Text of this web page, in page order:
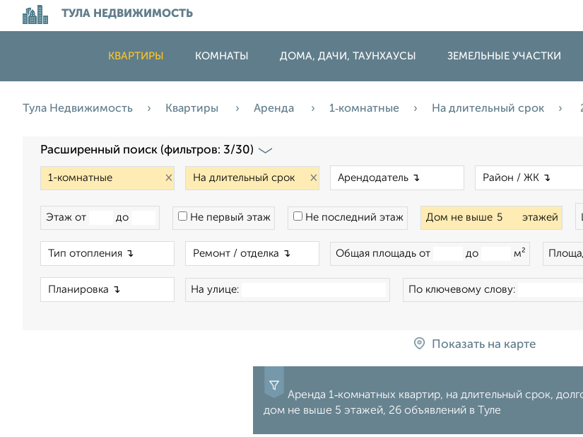
ТУЛА НЕДВИЖИМОСТЬ
КВАРТИРЫ КОМНАТЫ ДОМА, ДАЧИ, ТАУНХАУСЫ ЗЕМЕЛЬНЫЕ УЧАСТКИ
Тула Недвижимость Квартиры Аренда 1‑комнатные На длительный срок
Расширенный поиск (фильтров: 3/30)
× ×
Этаж от до Не первый этаж Не последний этаж Дом не выше этажей
Общая площадь от до м²
На улице: По ключевому слову:
Показать на карте
Аренда 1‑комнатных квартир, на длительный срок,
дом не выше 5 этажей, 26 объявлений в Туле